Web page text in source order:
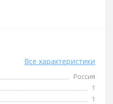
Все характеристики
Россия
1
1